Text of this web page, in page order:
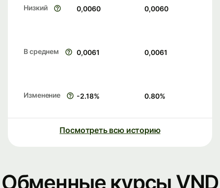
Низкий 0,0060 0,0060
В среднем 0,0061 0,0061
Изменение -2.18% 0.80%
Посмотреть всю историю
Обменные курсы VND